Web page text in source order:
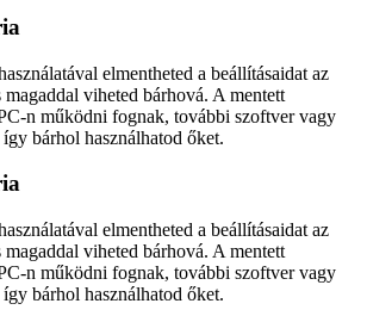
elmentheted a beállításaidat az
magaddal viheted bárhová. A mentett
n működni fognak, további szoftver vagy
bárhol használhatod őket.
elmentheted a beállításaidat az
magaddal viheted bárhová. A mentett
n működni fognak, további szoftver vagy
bárhol használhatod őket.